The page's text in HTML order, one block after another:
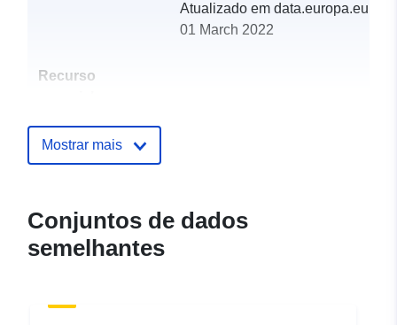
Atualizado em data.europa.eu:
01 March 2022
Recurso
Identificadores:
6c9e-4e38-9036-
Mostrar mais
Conjuntos de dados
semelhantes